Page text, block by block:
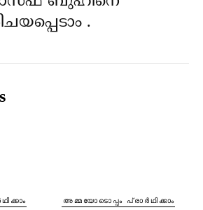
.
⁠അമ്മയോടൊപ്പം പ്രാർഥിക്കാം